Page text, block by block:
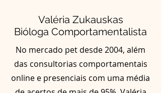
Valéria Zukauskas
Bióloga Comportamentalista
No mercado pet desde 2004, além
das consultorias comportamentais
online e presenciais com uma média